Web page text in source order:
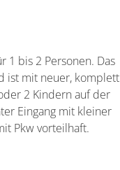
1 bis 2 Personen. Das
ist mit neuer, komplett
2 Kindern auf der
Eingang mit kleiner
Pkw vorteilhaft.